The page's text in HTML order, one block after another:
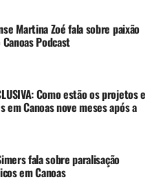
Martina Zoé fala sobre paixão
Podcast
Como estão os projetos e
em Canoas nove meses após a
fala sobre paralisação
em Canoas